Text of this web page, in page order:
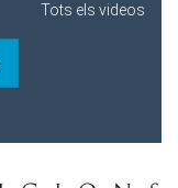
Tots els videos